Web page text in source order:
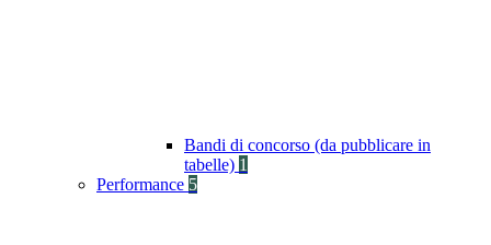
Bandi di concorso (da pubblicare in
tabelle) 1
Performance 5